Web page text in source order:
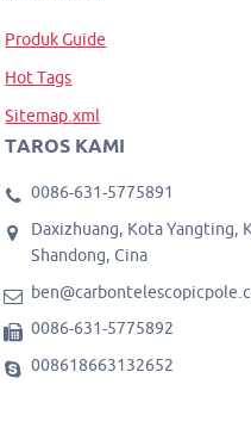
Produk Guide
Hot Tags
Sitemap.xml
TAROS KAMI
0086-631-5775891
Daxizhuang, Kota Yangting,
Shandong, Cina
0086-631-5775892
008618663132652